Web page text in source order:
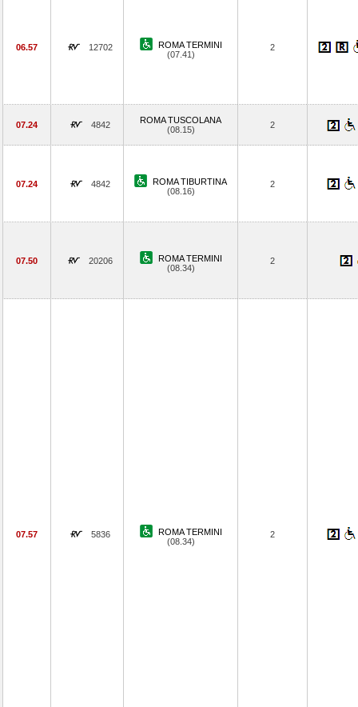
06.57 12702
ROMA TERMINI
(07.41)
2
07.24 4842
ROMA TUSCOLANA
(08.15)
2
07.24 4842
ROMA TIBURTINA
(08.16)
2
07.50 20206
ROMA TERMINI
(08.34)
2
07.57 5836
ROMA TERMINI
(08.34)
2